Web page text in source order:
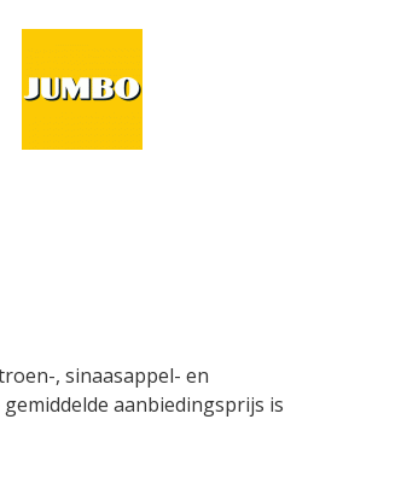
, sinaasappel- en
aanbiedingsprijs is